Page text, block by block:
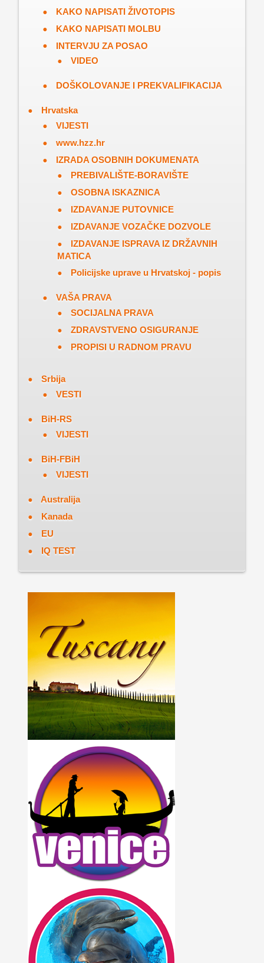
KAKO NAPISATI ŽIVOTOPIS
KAKO NAPISATI MOLBU
INTERVJU ZA POSAO
VIDEO
DOŠKOLOVANJE I PREKVALIFIKACIJA
Hrvatska
VIJESTI
www.hzz.hr
IZRADA OSOBNIH DOKUMENATA
PREBIVALIŠTE-BORAVIŠTE
OSOBNA ISKAZNICA
IZDAVANJE PUTOVNICE
IZDAVANJE VOZAČKE DOZVOLE
IZDAVANJE ISPRAVA IZ DRŽAVNIH
MATICA
Policijske uprave u Hrvatskoj - popis
VAŠA PRAVA
SOCIJALNA PRAVA
ZDRAVSTVENO OSIGURANJE
PROPISI U RADNOM PRAVU
Srbija
VESTI
BiH-RS
VIJESTI
BiH-FBiH
VIJESTI
Australija
Kanada
EU
IQ TEST